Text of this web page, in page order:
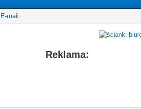
E-mail.
Reklama: